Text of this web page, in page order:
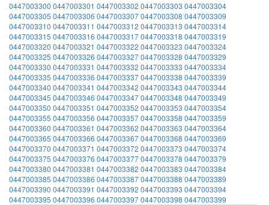
0447003300 0447003301 0447003302 0447003303 0447003304
0447003305 0447003306 04470033070447003308 0447003309
0447003310 0447003311 0447003312 0447003313 0447003314
0447003315 0447003316 04470033170447003318 0447003319
0447003320 0447003321 0447003322 0447003323 0447003324
0447003325 0447003326 04470033270447003328 0447003329
0447003330 0447003331 0447003332 0447003333 0447003334
0447003335 0447003336 04470033370447003338 0447003339
0447003340 0447003341 0447003342 0447003343 0447003344
0447003345 0447003346 04470033470447003348 0447003349
0447003350 0447003351 0447003352 0447003353 0447003354
0447003355 0447003356 04470033570447003358 0447003359
0447003360 0447003361 0447003362 0447003363 0447003364
0447003365 0447003366 04470033670447003368 0447003369
0447003370 0447003371 0447003372 0447003373 0447003374
0447003375 0447003376 04470033770447003378 0447003379
0447003380 0447003381 0447003382 0447003383 0447003384
0447003385 0447003386 04470033870447003388 0447003389
0447003390 0447003391 0447003392 0447003393 0447003394
0447003395 0447003396 04470033970447003398 0447003399